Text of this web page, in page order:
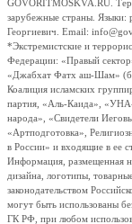
GOVORITMOSKVA.RU.
зарубежные страны. Языки:
Георгиевич. Email:
*Экстремистские и
Федерации: «Правый
«Джабхат Фатх аш-Шам»
Коалиция исламских
партия, «Аль-Каида»,
народа», «Свидетели
«Артподготовка»,
в России» и входящие в ее
Информация, размещенная
дизайна, логотипы,
законодательством
могут быть использованы
ГК РФ, при любом